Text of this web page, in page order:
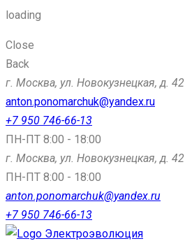
loading
Close
Back
г. Москва, ул. Новокузнецкая, д. 42
anton.ponomarchuk@yandex.ru
+7 950 746-66-13
ПН-ПТ 8:00 - 18:00
г. Москва, ул. Новокузнецкая, д. 42
ПН-ПТ 8:00 - 18:00
anton.ponomarchuk@yandex.ru
+7 950 746-66-13
Электроэволюция